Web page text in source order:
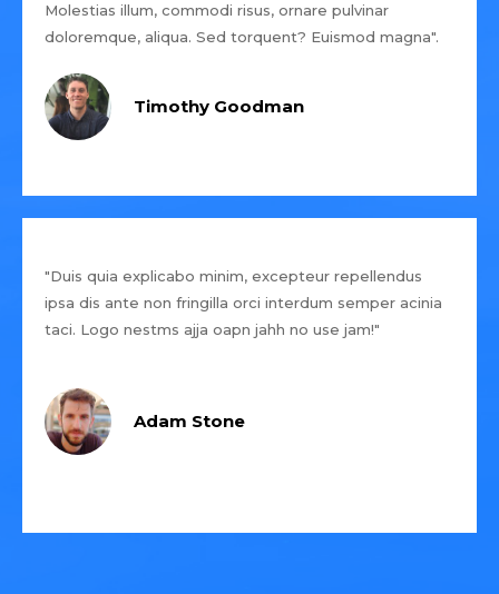
Molestias illum, commodi risus, ornare pulvinar
doloremque, aliqua. Sed torquent? Euismod magna".
Timothy Goodman
"Duis quia explicabo minim, excepteur repellendus
ipsa dis ante non fringilla orci interdum semper acinia
taci. Logo nestms ajja oapn jahh no use jam!"
Adam Stone